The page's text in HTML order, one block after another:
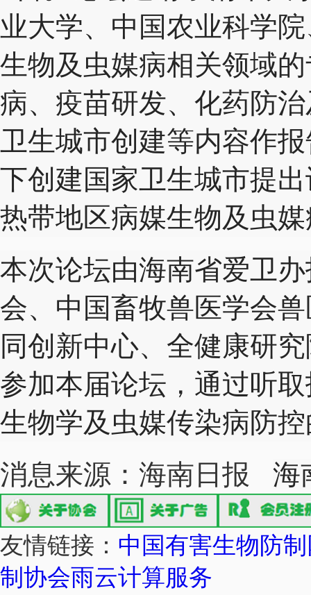
业大学、中国农业科学
生物及虫媒病相关领域
病、疫苗研发、化药防
卫生城市创建等内容作
下创建国家卫生城市提
热带地区病媒生物及虫
本次论坛由海南省爱卫
会、中国畜牧兽医学会
同创新中心、全健康研
参加本届论坛，通过听
生物学及虫媒传染病防
消息来源：海南日报 海
友情链接： 中国有害生物防
制协会雨云计算服务